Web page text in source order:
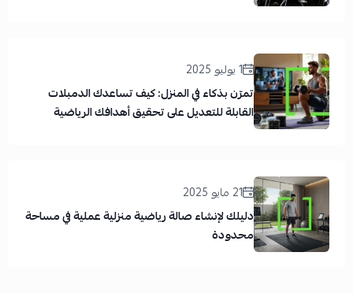
1 يوليو 2025
تمرّن بذكاء في المنزل: كيف تساعدك الدمبلات
القابلة للتعديل على تحقيق أهدافك الرياضية
21 مايو 2025
دليلك لإنشاء صالة رياضية منزلية عملية في مساحة
محدودة